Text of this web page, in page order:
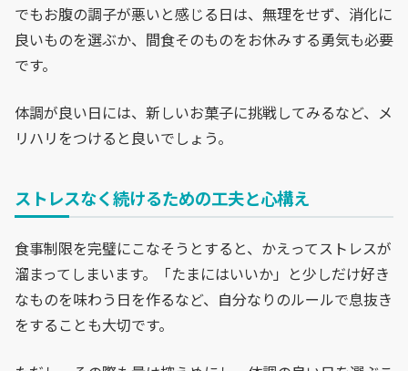
でもお腹の調子が悪いと感じる日は、無理をせず、消化に
良いものを選ぶか、間食そのものをお休みする勇気も必要
です。
体調が良い日には、新しいお菓子に挑戦してみるなど、メ
リハリをつけると良いでしょう。
ストレスなく続けるための工夫と心構え
食事制限を完璧にこなそうとすると、かえってストレスが
溜まってしまいます。「たまにはいいか」と少しだけ好き
なものを味わう日を作るなど、自分なりのルールで息抜き
をすることも大切です。